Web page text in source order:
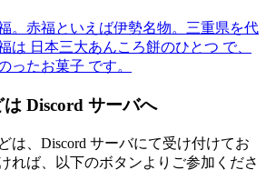
。赤福といえば伊勢名物。三重県を代
は 日本三大あんころ餅のひとつ で、
ったお菓子 です。
Discord サーバへ
は、Discord サーバにて受け付けてお
れば、以下のボタンよりご参加くださ